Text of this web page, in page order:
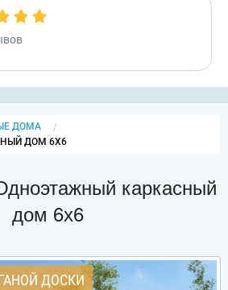
ДОМА
ДОМ 6Х6
каркасный
дом 6х6
ДОСКИ